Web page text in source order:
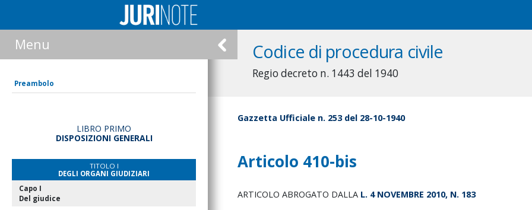
Codice di procedura civile
Regio decreto n. 1443 del 1940
Menu
Preambolo
LIBRO PRIMO
DISPOSIZIONI GENERALI
TITOLO I
DEGLI ORGANI GIUDIZIARI
Capo I
Del giudice
Gazzetta Ufficiale n. 253 del 28-10-1940
Articolo 410-bis
ARTICOLO ABROGATO DALLA L. 4 NOVEMBRE 2010, N. 183